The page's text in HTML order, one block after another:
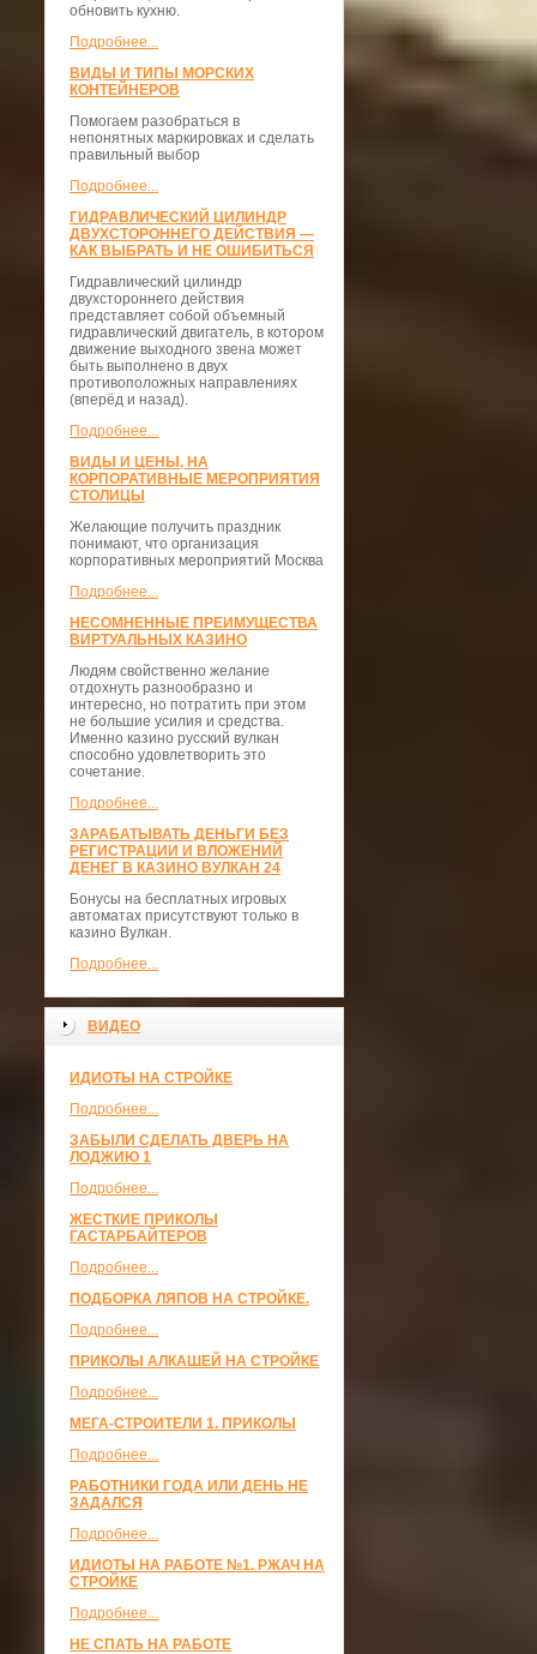
обновить кухню.
Подробнее...
ВИДЫ И ТИПЫ МОРСКИХ
КОНТЕЙНЕРОВ
Помогаем разобраться в
непонятных маркировках и сделать
правильный выбор
Подробнее...
ГИДРАВЛИЧЕСКИЙ ЦИЛИНДР
ДВУХСТОРОННЕГО ДЕЙСТВИЯ —
КАК ВЫБРАТЬ И НЕ ОШИБИТЬСЯ
Гидравлический цилиндр
двухстороннего действия
представляет собой объемный
гидравлический двигатель, в котором
движение выходного звена может
быть выполнено в двух
противоположных направлениях
(вперёд и назад).
Подробнее...
ВИДЫ И ЦЕНЫ, НА
КОРПОРАТИВНЫЕ МЕРОПРИЯТИЯ
СТОЛИЦЫ
Желающие получить праздник
понимают, что организация
корпоративных мероприятий Москва
Подробнее...
НЕСОМНЕННЫЕ ПРЕИМУЩЕСТВА
ВИРТУАЛЬНЫХ КАЗИНО
Людям свойственно желание
отдохнуть разнообразно и
интересно, но потратить при этом
не большие усилия и средства.
Именно казино русский вулкан
способно удовлетворить это
сочетание.
Подробнее...
ЗАРАБАТЫВАТЬ ДЕНЬГИ БЕЗ
РЕГИСТРАЦИИ И ВЛОЖЕНИЙ
ДЕНЕГ В КАЗИНО ВУЛКАН 24
Бонусы на бесплатных игровых
автоматах присутствуют только в
казино Вулкан.
Подробнее...
ВИДЕО
ИДИОТЫ НА СТРОЙКЕ
Подробнее...
ЗАБЫЛИ СДЕЛАТЬ ДВЕРЬ НА
ЛОДЖИЮ 1
Подробнее...
ЖЕСТКИЕ ПРИКОЛЫ
ГАСТАРБАЙТЕРОВ
Подробнее...
ПОДБОРКА ЛЯПОВ НА СТРОЙКЕ.
Подробнее...
ПРИКОЛЫ АЛКАШЕЙ НА СТРОЙКЕ
Подробнее...
МЕГА-СТРОИТЕЛИ 1. ПРИКОЛЫ
Подробнее...
РАБОТНИКИ ГОДА ИЛИ ДЕНЬ НЕ
ЗАДАЛСЯ
Подробнее...
ИДИОТЫ НА РАБОТЕ №1. РЖАЧ НА
СТРОЙКЕ
Подробнее...
НЕ СПАТЬ НА РАБОТЕ